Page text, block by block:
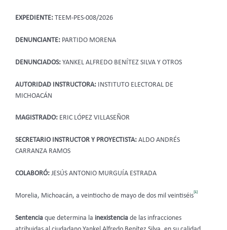
EXPEDIENTE: TEEM-PES-008/2026
DENUNCIANTE: PARTIDO MORENA
DENUNCIADOS: YANKEL ALFREDO BENÍTEZ SILVA Y OTROS
AUTORIDAD INSTRUCTORA:
INSTITUTO ELECTORAL DE
MICHOACÁN
MAGISTRADO: ERIC LÓPEZ VILLASEÑOR
SECRETARIO INSTRUCTOR Y PROYECTISTA: ALDO ANDRÉS
CARRANZA RAMOS
COLABORÓ: JESÚS ANTONIO MURGUÍA ESTRADA
Morelia, Michoacán, a veintiocho de mayo de dos mil veintiséis
[1]
Sentencia que determina la inexistencia de las infracciones